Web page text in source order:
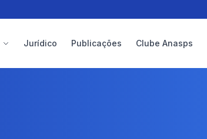
Jurídico Publicações Clube Anasps